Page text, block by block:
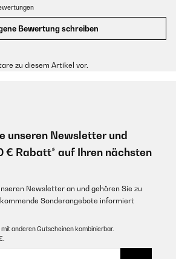
Bewertung schreiben
zu diesem Artikel vor.
unseren Newsletter und
€ Rabatt* auf Ihren nächsten
Newsletter an und gehören Sie zu
Sonderangebote informiert
anderen Gutscheinen kombinierbar.